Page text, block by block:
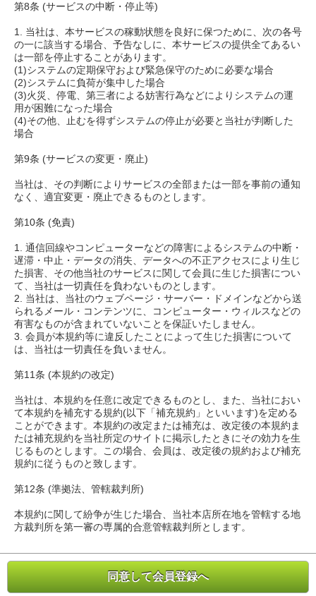
第8条 (サービスの中断・停止等)
1. 当社は、本サービスの稼動状態を良好に保つために、次の各号
の一に該当する場合、予告なしに、本サービスの提供全てあるい
は一部を停止することがあります。
(1)システムの定期保守および緊急保守のために必要な場合
(2)システムに負荷が集中した場合
(3)火災、停電、第三者による妨害行為などによりシステムの運
用が困難になった場合
(4)その他、止むを得ずシステムの停止が必要と当社が判断した
場合
第9条 (サービスの変更・廃止)
当社は、その判断によりサービスの全部または一部を事前の通知
なく、適宜変更・廃止できるものとします。
第10条 (免責)
1. 通信回線やコンピューターなどの障害によるシステムの中断・
遅滞・中止・データの消失、データへの不正アクセスにより生じ
た損害、その他当社のサービスに関して会員に生じた損害につい
て、当社は一切責任を負わないものとします。
2. 当社は、当社のウェブページ・サーバー・ドメインなどから送
られるメール・コンテンツに、コンピューター・ウィルスなどの
有害なものが含まれていないことを保証いたしません。
3. 会員が本規約等に違反したことによって生じた損害について
は、当社は一切責任を負いません。
第11条 (本規約の改定)
当社は、本規約を任意に改定できるものとし、また、当社におい
て本規約を補充する規約(以下「補充規約」といいます)を定める
ことができます。本規約の改定または補充は、改定後の本規約ま
たは補充規約を当社所定のサイトに掲示したときにその効力を生
じるものとします。この場合、会員は、改定後の規約および補充
規約に従うものと致します。
第12条 (準拠法、管轄裁判所)
本規約に関して紛争が生じた場合、当社本店所在地を管轄する地
方裁判所を第一審の専属的合意管轄裁判所とします。
同意して会員登録へ